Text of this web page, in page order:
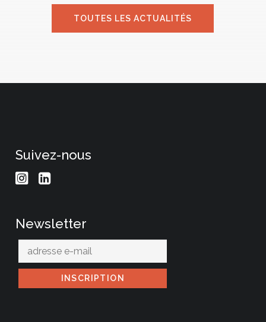
TOUTES LES ACTUALITÉS
Suivez-nous
Newsletter